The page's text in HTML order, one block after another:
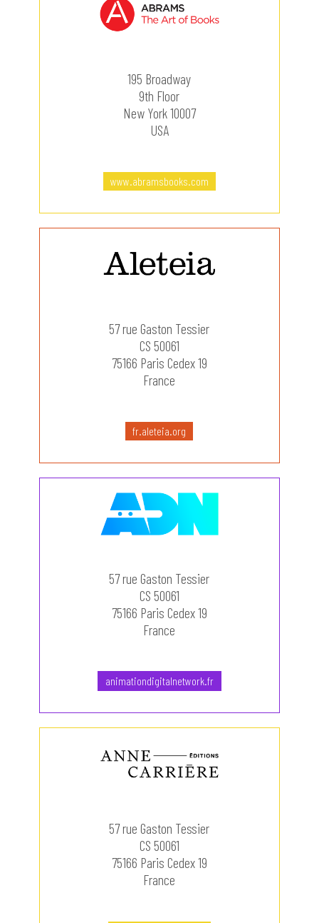
195 Broadway
9th Floor
New York 10007
USA
www.abramsbooks.com
57 rue Gaston Tessier
CS 50061
75166 Paris Cedex 19
France
fr.aleteia.org
57 rue Gaston Tessier
CS 50061
75166 Paris Cedex 19
France
animationdigitalnetwork.fr
57 rue Gaston Tessier
CS 50061
75166 Paris Cedex 19
France